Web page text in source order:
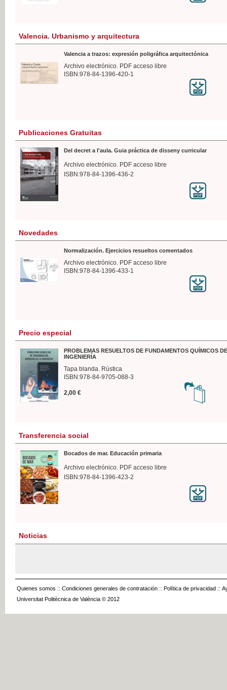
Valencia. Urbanismo y arquitectura
Valencia a trazos: expresión poligráfica arquitectónica
Archivo electrónico. PDF acceso libre
ISBN:978-84-1396-420-1
Publicaciones Gratuitas
Del decret a l'aula. Guia práctica de disseny curricular
Archivo electrónico. PDF acceso libre
ISBN:978-84-1396-436-2
Novedades
Normalización. Ejercicios resueltos comentados
Archivo electrónico. PDF acceso libre
ISBN:978-84-1396-433-1
Precio especial
PROBLEMAS RESUELTOS DE FUNDAMENTOS QUÍMICOS
INGENIERÍA
Tapa blanda. Rústica
ISBN:978-84-9705-088-3
2,00 €
Transferencia social
Bocados de mar. Educación primaria
Archivo electrónico. PDF acceso libre
ISBN:978-84-1396-423-2
Noticias
Quienes somos :: Condiciones generales de contratación :: Política de privacidad ::
Universitat Politècnica de València © 2012